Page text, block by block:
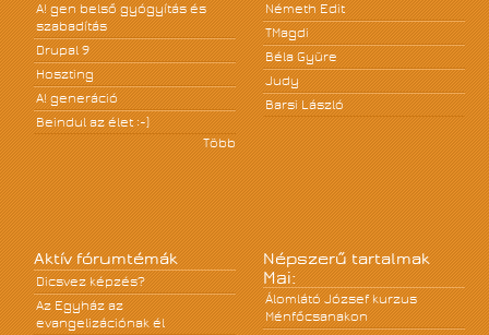
A! gen belső gyógyítás és
szabadítás
Drupal 9
Hoszting
A! generáció
Beindul az élet :-)
Több
Németh Edit
TMagdi
Béla Gyüre
Judy
Barsi László
Aktív fórumtémák
Dicsvez képzés?
Az Egyház az
evangelizációnak él
Népszerű tartalmak
Mai:
Álomlátó József kurzus
Ménfőcsanakon